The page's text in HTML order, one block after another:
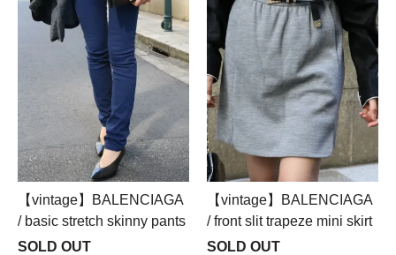
【vintage】BALENCIAGA
/ basic stretch skinny pants
SOLD OUT
【vintage】BALENCIAGA
/ front slit trapeze mini skirt
SOLD OUT